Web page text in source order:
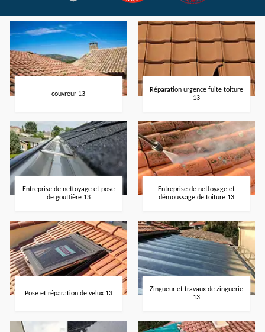
couvreur 13
Réparation urgence fuite toiture
13
Entreprise de nettoyage et pose
de gouttière 13
Entreprise de nettoyage et
démoussage de toiture 13
Pose et réparation de velux 13
Zingueur et travaux de zinguerie
13